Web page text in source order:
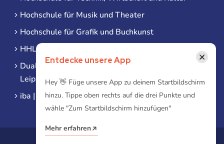
Hochschule für Musik und Theater
Hochschule für Grafik und Buchkunst
HHL Leipzig
Duale Hochschule Sachsen (DHSN) am Standort
Leipzig
iba | Campus Leipzig
Entdecke unsere App ×
Hey 👋 Füge unsere App zu deinem Startbildschirm
hinzu. Tippe oben rechts auf die drei Punkte und
wähle "Zum Startbildschirm hinzufügen"
Mehr erfahren